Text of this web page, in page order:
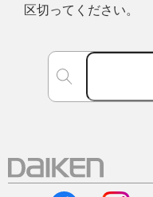
区切ってください。